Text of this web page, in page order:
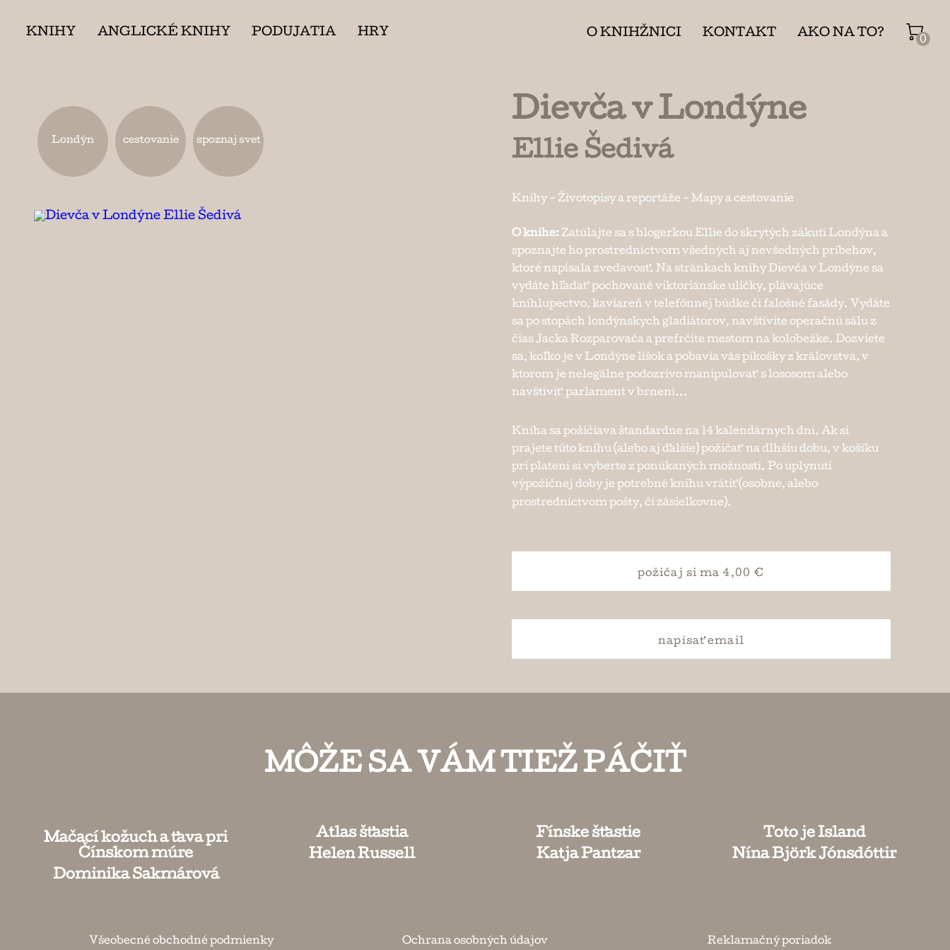
KNIHY ANGLICKÉ KNIHY PODUJATIA HRY O KNIHŽNICI KONTAKT AKO NA TO?
0
Londýn cestovanie spoznaj svet
Dievča v Londýne
Ellie Šedivá
Knihy - Životopisy a reportáže - Mapy a cestovanie
O knihe: Zatúlajte sa s blogerkou Ellie do skrytých zákutí Londýna a
spoznajte ho prostredníctvom všedných aj nevšedných príbehov,
ktoré napísala zvedavosť. Na stránkach knihy Dievča v Londýne sa
vydáte hľadať pochované viktoriánske uličky, plávajúce
kníhlupectvo, kaviareň v telefónnej búdke či falošné fasády. Vydáte
sa po stopách londýnskych gladiátorov, navštívite operačnú sálu z
čias Jacka Rozparovača a prefrčíte mestom na kolobežke. Dozviete
sa, koľko je v Londýne líšok a pobavia vás pikošky z královstva, v
ktorom je nelegálne podozrivo manipulovať s lososom alebo
navštíviť parlament v brnení...
Kniha sa požičiava štandardne na 14 kalendárnych dní. Ak si
prajete túto knihu (alebo aj ďalšie) požičať na dlhšiu dobu, v košíku
pri platení si vyberte z ponúkaných možností. Po uplynutí
výpožičnej doby je potrebné knihu vrátiť (osobne, alebo
prostredníctvom pošty, či zásielkovne).
požičaj sima 4,00 €
napísaťemail
MÔŽE SA VÁM TIEŽ PÁČIŤ
Mačací kožuch a ťava pri
Čínskom múre
Dominika Sakmárová
Atlas šťastia
Helen Russell
Fínske šťastie
Katja Pantzar
Toto je Island
Nína Björk Jónsdóttir
Všeobecné obchodné podmienky Ochrana osobných údajov Reklamačný poriadok